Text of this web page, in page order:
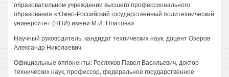
образовательном учреждении высшего профессионального
образования «Южно-Российский государственный политехнический
университет (НПИ) имени М.И. Платова»
Научный руководитель: кандидат технических наук, доцент Озеров
Александр Николаевич
Официальные оппоненты: Росляков Павел Васильевич, доктор
технических наук, профессор, федеральное государственное